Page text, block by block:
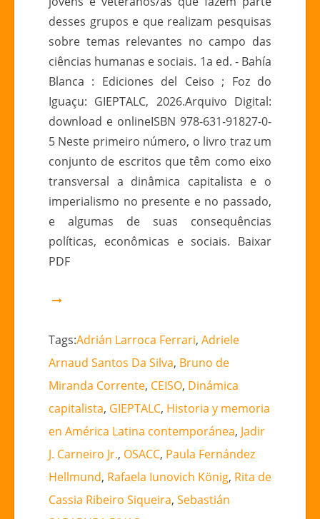
desses grupos e que realizam pesquisas
sobre temas relevantes no campo das
ciências humanas e sociais. 1a ed. - Bahía
Blanca : Ediciones del Ceiso ; Foz do
Iguaçu: GIEPTALC, 2026.Arquivo Digital:
download e onlineISBN 978-631-91827-0-
5 Neste primeiro número, o livro traz um
conjunto de escritos que têm como eixo
transversal a dinâmica capitalista e o
imperialismo no presente e no passado,
e algumas de suas consequências
políticas, econômicas e sociais. Baixar
PDF
Tags:Adrián Larroca Ferrari, Adriele
Arnaud Santos Da Silva, Bruno de
Miranda Corrente, CEISO, Dinámica
capitalista, GIEPTALC, Historia y memoria
en América Latina contemporánea, Jadir
J. Carneiro Jr., OSACC, Paula Fernández
Hellmund, Rafaela Iunovich König, Rita de
Cassia Ribeiro Siqueira, Sebastián